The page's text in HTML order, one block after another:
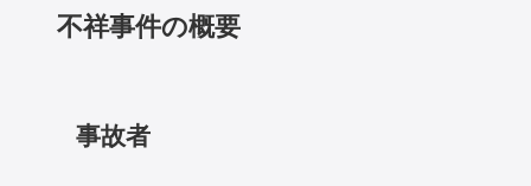
不祥事件の概要
事故者